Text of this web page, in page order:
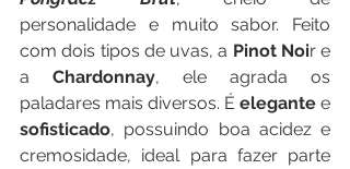
personalidade e muito sabor. Feito
com dois tipos de uvas, a Pinot Noir e
a Chardonnay, ele agrada os
paladares mais diversos. É elegante
sofisticado, possuindo boa acidez e
cremosidade, ideal para fazer parte